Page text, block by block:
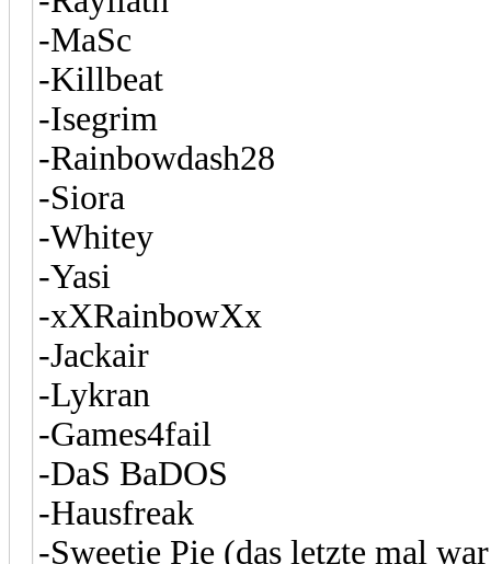
-MaSc
-Killbeat
-Isegrim
-Rainbowdash28
-Siora
-Whitey
-Yasi
-xXRainbowXx
-Jackair
-Lykran
-Games4fail
-DaS BaDOS
-Hausfreak
-Sweetie Pie (das letzte mal